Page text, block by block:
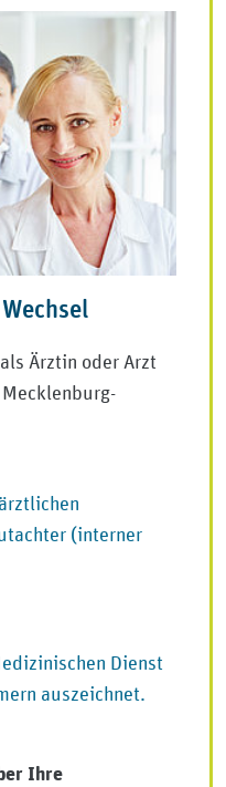
Ärztin oder Arzt
(interner
Dienst
auszeichnet.
Ihre